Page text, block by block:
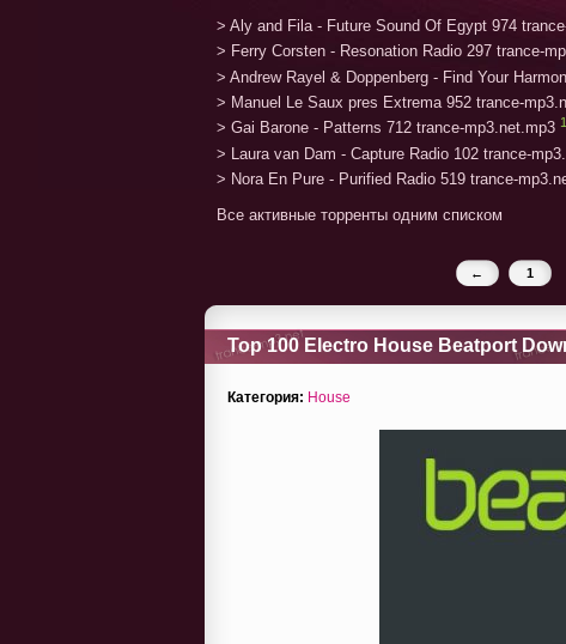
> Aly and Fila - Future Sound Of Egypt 974
> Ferry Corsten - Resonation Radio 297 trance-
> Andrew Rayel & Doppenberg - Find Your
> Manuel Le Saux pres Extrema 952 trance-
> Gai Barone - Patterns 712 trance-mp3.net.mp3 1
> Laura van Dam - Capture Radio 102 trance-
> Nora En Pure - Purified Radio 519 trance-
Все активные торренты одним списком
← 1
Top 100 Electro House Beatport
Категория: House